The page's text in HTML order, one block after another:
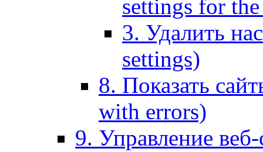
settings for
3. Удалить
settings)
8. Показать
with errors)
9. Управление